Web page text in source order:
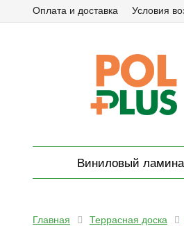
Оплата и доставка Условия
Виниловый
Главная Террасная доска